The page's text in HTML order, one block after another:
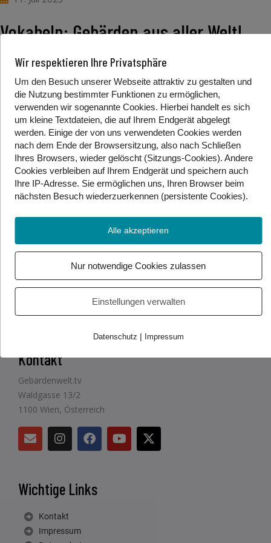
Vokabeln: Gebärden aus aller Welt!
In jedem Land ist die Gebärdensprache
anders entstanden. Beim WFD-Kongress
haben wir gesehen, wie vielfältig
Gebärdensprachen sein können. Lerne mit
uns mit!
Foto/Video Credits: Gebärdenwelt.tv
Beitrag teilen
Kontakt
Gebärdenwelt.tv
Waldgasse 13/2
1100 Wien, Österreich
Wichtige Links
Kontakt
Impressum
Wir respektieren Ihre Privatsphäre
Um den Besuch unserer Webseite attraktiv zu gestalten und
die Nutzung bestimmter Funktionen zu ermöglichen,
verwenden wir sogenannte Cookies. Hierbei handelt es sich
um kleine Textdateien, die auf Ihrem Endgerät abgelegt
werden. Einige der von uns verwendeten Cookies werden
nach dem Ende der Browsersitzung, also nach Schließen
Ihres Browsers, wieder gelöscht (Sitzungs-Cookies). Andere
Cookies verbleiben auf Ihrem Endgerät und speichern auch
Ihre IP-Adresse. Sie ermöglichen uns, Ihren Browser beim
nächsten Besuch wiederzuerkennen (persistente Cookies).
Alle akzeptieren
Nur notwendige Cookies zulassen
Einstellungen verwalten
Datenschutz | Impressum